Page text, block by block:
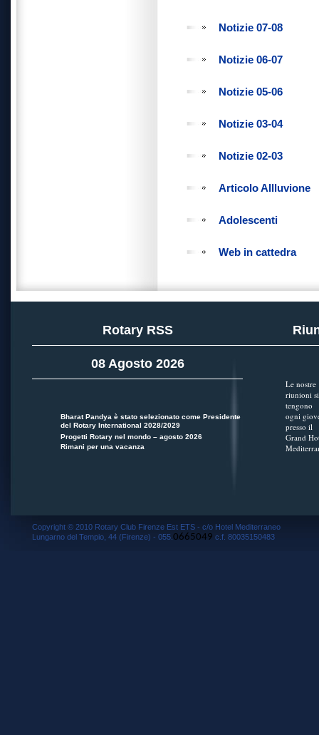
Notizie 07-08
Notizie 06-07
Notizie 05-06
Notizie 03-04
Notizie 02-03
Articolo Allluvione
Adolescenti
Web in cattedra
Rotary RSS
08 Agosto 2026
Bharat Pandya è stato selezionato come Presidente
del Rotary International 2028/2029
Progetti Rotary nel mondo – agosto 2026
Rimani per una vacanza
Le nostre
riunioni si
tengono
ogni
presso il
Grand
Copyright © 2010 Rotary Club Firenze Est ETS - c/o Hotel Mediterraneo
Lungarno del Tempio, 44 (Firenze) - 055. 0665049 c.f. 80035150483